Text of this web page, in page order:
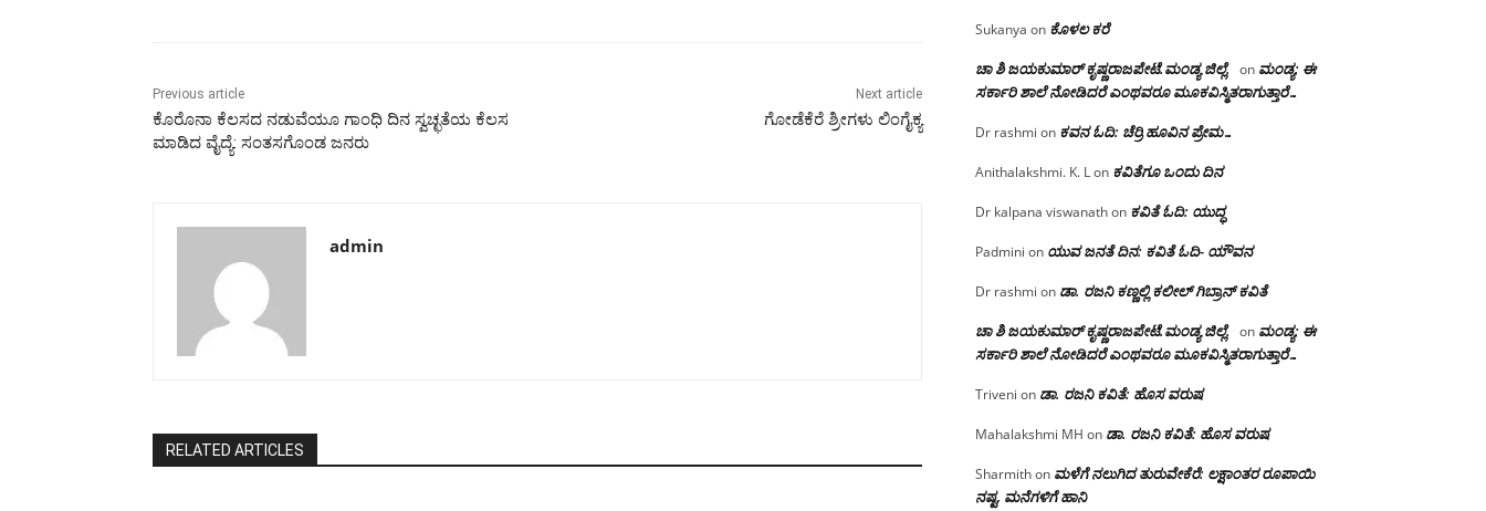
Previous article
ಕೊರೊನಾ ಕೆಲಸದ ನಡುವೆಯೂ ಗಾಂಧಿ ದಿನ ಸ್ವಚ್ಛತೆಯ ಕೆಲಸ
ಮಾಡಿದ ವೈದ್ಯೆ: ಸಂತಸಗೊಂಡ ಜನರು
Next article
ಗೋಡೆಕೆರೆ ಶ್ರೀಗಳು ಲಿಂಗೈಕ್ಯ
admin
RELATED ARTICLES
Sukanya on ಕೊಳಲ ಕರೆ
ಚಾ ಶಿ ಜಯಕುಮಾರ್ ಕೃಷ್ಣರಾಜಪೇಟೆ.ಮಂಡ್ಯ ಜಿಲ್ಲೆ. on ಮಂಡ್ಯ: ಈ
ಸರ್ಕಾರಿ ಶಾಲೆ ನೋಡಿದರೆ ಎಂಥವರೂ ಮೂಕವಿಸ್ಮಿತರಾಗುತ್ತಾರೆ…
Dr rashmi on ಕವನ ಓದಿ: ಚೆರ್ರಿ ಹೂವಿನ ಪ್ರೇಮ…
Anithalakshmi. K. Lon ಕವಿತೆಗೂ ಒಂದು ದಿನ
Dr kalpana viswanathon ಕವಿತೆ ಓದಿ: ಯುದ್ಧ
Padmini on ಯುವ ಜನತೆ ದಿನ: ಕವಿತೆ ಓದಿ- ಯೌವನ
Dr rashmi on ಡಾ. ರಜನಿ‌ ಕಣ್ಣಲ್ಲಿ ಕಲೀಲ್ ಗಿಬ್ರಾನ್ ಕವಿತೆ
ಚಾ ಶಿ ಜಯಕುಮಾರ್ ಕೃಷ್ಣರಾಜಪೇಟೆ.ಮಂಡ್ಯ ಜಿಲ್ಲೆ. on ಮಂಡ್ಯ: ಈ
ಸರ್ಕಾರಿ ಶಾಲೆ ನೋಡಿದರೆ ಎಂಥವರೂ ಮೂಕವಿಸ್ಮಿತರಾಗುತ್ತಾರೆ…
Triveni on ಡಾ. ರಜನಿ ಕವಿತೆ: ಹೊಸ ವರುಷ
Mahalakshmi MH on ಡಾ. ರಜನಿ ಕವಿತೆ: ಹೊಸ ವರುಷ
Sharmithon ಮಳೆಗೆ ನಲುಗಿದ ತುರುವೇಕೆರೆ: ಲಕ್ಷಾಂತರ ರೂಪಾಯಿ
ನಷ್ಟ, ಮನೆಗಳಿಗೆ ಹಾನಿ